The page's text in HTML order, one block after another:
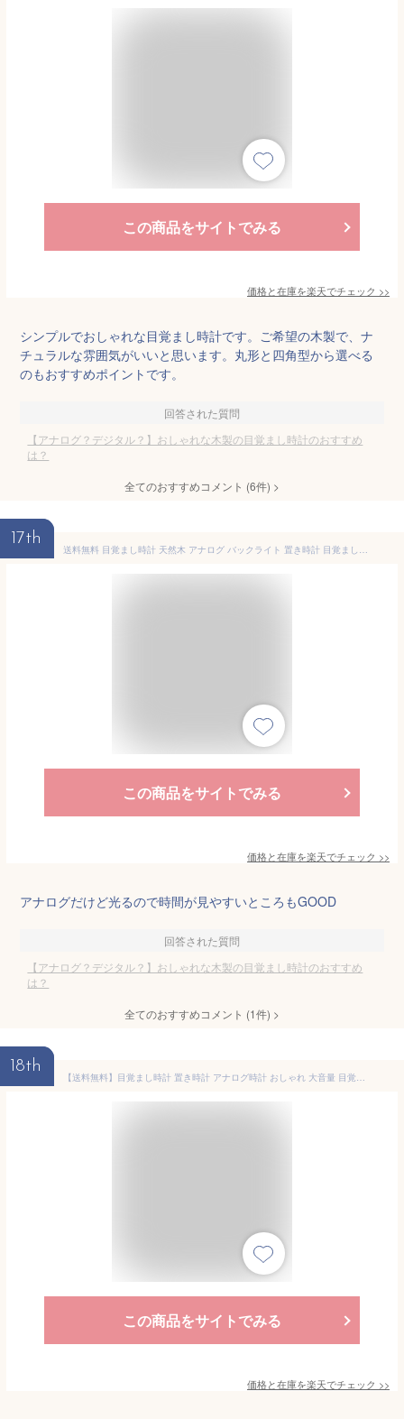
この商品をサイトでみる
価格と在庫を楽天でチェック >>
シンプルでおしゃれな目覚まし時計です。ご希望の木製で、ナ
チュラルな雰囲気がいいと思います。丸形と四角型から選べる
のもおすすめポイントです。
回答された質問
【アナログ？デジタル？】おしゃれな木製の目覚まし時計のおすすめ
は？
全てのおすすめコメント (6件) >
17th
送料無料 目覚まし時計 天然木 アナログ バックライト 置き時計 目覚まし 木製 クロック 置時計 コンパクト インテリア シンプル 光る 木目 レトロ 静か リビング 寝室 小さい ナチュラル おしゃれ 北欧 かわいい アラームクロック 家具 おしゃれ家具
この商品をサイトでみる
価格と在庫を楽天でチェック >>
アナログだけど光るので時間が見やすいところもGOOD
回答された質問
【アナログ？デジタル？】おしゃれな木製の目覚まし時計のおすすめ
は？
全てのおすすめコメント (1件) >
18th
【送料無料】目覚まし時計 置き時計 アナログ時計 おしゃれ 大音量 目覚まし めざまし時計 寝坊防止 起きれる絶対 子供 男の子 女の子 レトロ アラームクロック ライト 連続秒針 置時計 卓上時計 ベル 小型 バックライト 10カラー ギフト プレゼント 贈り物 セール
この商品をサイトでみる
価格と在庫を楽天でチェック >>